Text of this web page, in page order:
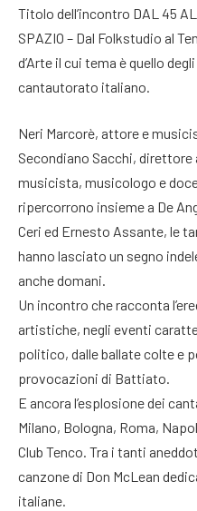
Titolo dell’incontro DAL 45 AL
SPAZIO – Dal Folkstudio al
d’Arte il cui tema è quello
cantautorato italiano.
Neri Marcorè, attore e
Secondiano Sacchi, direttore
musicista, musicologo e
ripercorrono insieme a De
Ceri ed Ernesto Assante, le
hanno lasciato un segno
anche domani.
Un incontro che racconta
artistiche, negli eventi
politico, dalle ballate colte e
provocazioni di Battiato.
E ancora l’esplosione dei
Milano, Bologna, Roma,
Club Tenco. Tra i tanti
canzone di Don McLean
italiane.